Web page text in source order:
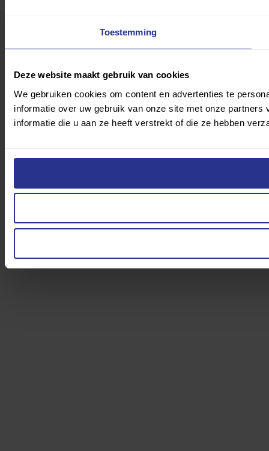
Toestemming
Deze website maakt gebruik van cookies
We gebruiken cookies om content en advertenties te
informatie over uw gebruik van onze site met onze
informatie die u aan ze heeft verstrekt of die ze hebben